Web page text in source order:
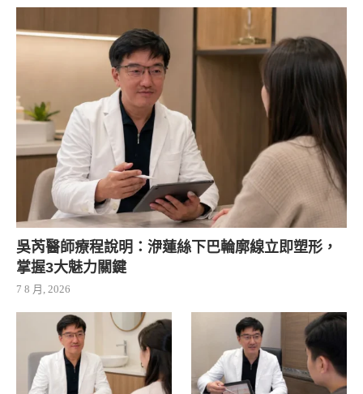
吳芮醫師療程說明：洢蓮絲下巴輪廓線立即塑形，
掌握3大魅力關鍵
7 8 月, 2026